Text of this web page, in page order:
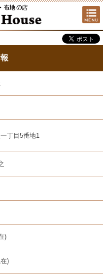
丁目5番地1
)
)